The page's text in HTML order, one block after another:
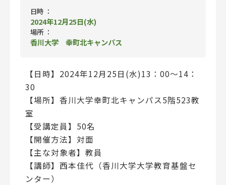
日時 ：
2024年12月25日(水)
場所 ：
香川大学 幸町北キャンパス
【日時】2024年12月25日(水)13：00～14：
30
【場所】香川大学幸町北キャンパス5階523教
室
【受講定員】50名
【開催方法】対面
【主な対象者】教員
【講師】西本佳代（香川大学大学教育基盤セ
ンター）